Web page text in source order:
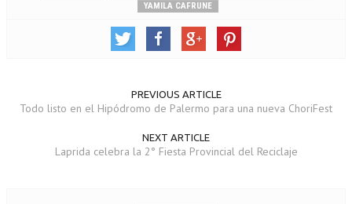
YAMILA CAFRUNE
PREVIOUS ARTICLE
Todo listo en el Hipódromo de Palermo para una nueva ChoriFest
NEXT ARTICLE
Laprida celebra la 2° Fiesta Provincial del Reciclaje